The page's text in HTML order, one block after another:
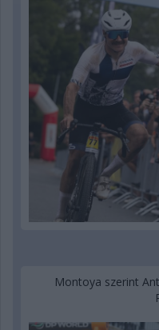
Montoya szerint